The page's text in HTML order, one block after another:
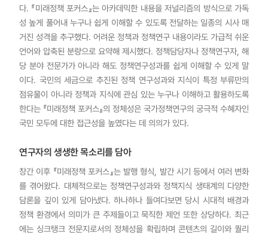
다. 『미래정책 포커스』는 아카데믹한 내용을 저널리즘의 방식으로 가독
성 높게 풀어내 누구나 쉽게 이해할 수 있도록 전달하는 일종의 시사 매
거진 성격을 추구했다. 어려운 정책과 정책연구 내용이라도 가급적 쉬운
언어와 압축된 분량으로 요약해 제시했다. 정책담당자나 정책연구자, 해
당 분야 전문가가 아니라 해도 정책연구성과를 쉽게 이해할 수 있게 말
이다. 국민의 세금으로 추진된 정책 연구성과와 지식이 특정 부류만의
점유물이 아니라 정책과 지식에 관심 있는 누구나 이해하고 활용하도록
한다는 『미래정책 포커스』의 정체성은 국가정책연구의 궁극적 수혜자인
국민 모두에 대한 접근성을 높였다는 데 의의가 있다.
연구자의 생생한 목소리를 담아
창간 이후 『미래정책 포커스』는 발행 형식, 발간 시기 등에서 여러 변화
를 겪어왔다. 대체적으로는 정책연구성과와 정책지식 생태계의 다양한
담론을 깊이 있게 담아냈다. 하나하나 들여다보면 당시 시대적 배경과
정책 환경에서 의미가 큰 주제들이고 묵직한 제언 또한 상당하다. 최근
에는 싱크탱크 전문지로서의 정체성을 확립하며 콘텐츠의 길이와 퀄리